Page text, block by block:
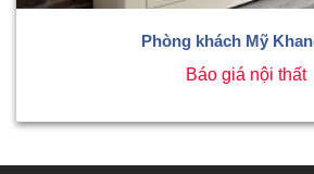
Phòng khách Mỹ
Báo giá nội thất